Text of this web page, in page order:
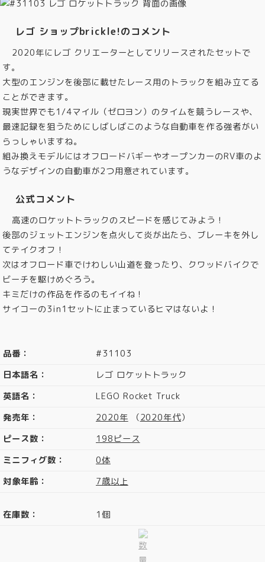
レゴ ショップbrickle!のコメント
2020年にレゴ クリエーターとしてリリースされたセットで
す。
大型のエンジンを後部に載せたレース用のトラックを組み立てる
ことができます。
現実世界でも1/4マイル（ゼロヨン）のタイムを競うレースや、
最速記録を狙うためにしばしばこのような自動車を作る強者がい
らっしゃいますね。
組み換えモデルにはオフロードバギーやオープンカーのRV車のよ
うなデザインの自動車が2つ用意されています。
公式コメント
高速のロケットトラックのスピードを感じてみよう！
後部のジェットエンジンを点火して炎が出たら、ブレーキを外し
てテイクオフ！
次はオフロード車でけわしい山道を登ったり、クワッドバイクで
ビーチを駆けめぐろう。
キミだけの作品を作るのもイイね！
サイコーの3in1セットに止まっているヒマはないよ！
品番：
#31103
日本語名：
レゴ ロケットトラック
英語名：
LEGO Rocket Truck
発売年：
2020年 （2020年代）
ピース数：
198ピース
ミニフィグ数：
0体
対象年齢：
7歳以上
在庫数： 1個